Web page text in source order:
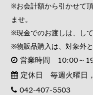
※お会計額から引かせて
ませ。
※現金でのお渡しは、して
※物販品購入は、対象外と
営業時間 10:00～
定休日 毎週火曜日
042-407-5503